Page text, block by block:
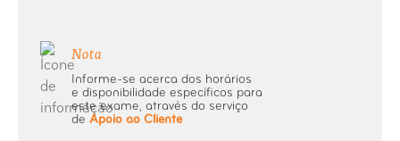
Raio-X Coluna Extra-longa
Raio-X Coluna Lombar
Nota
Informe-se acerca dos horários
e disponibilidade específicos para
este exame, através do serviço
de Apoio ao Cliente